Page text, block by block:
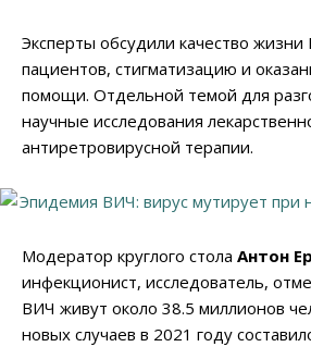
Эксперты обсудили качество
пациентов, стигматизацию и
помощи. Отдельной темой для
научные исследования
антиретровирусной терапии.
Модератор круглого стола Антон
инфекционист, исследователь,
ВИЧ живут около 38.5 миллионов
новых случаев в 2021 году